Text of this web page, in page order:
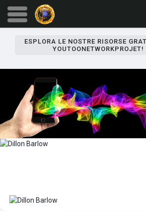
ESPLORA LE NOSTRE RISORSE
YOUTOONETWORKPROJET!